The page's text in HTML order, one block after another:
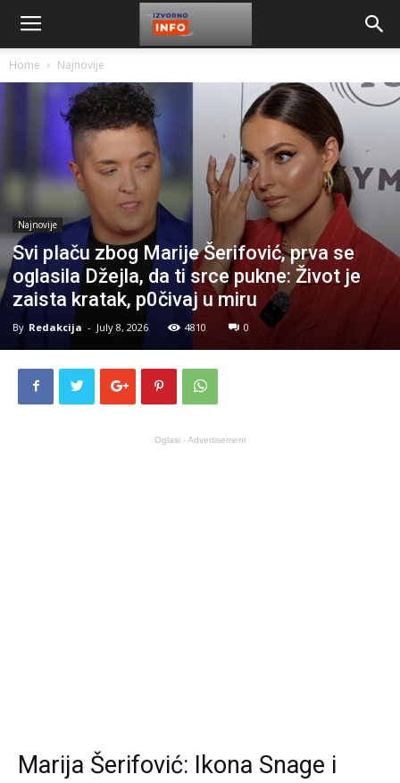
Home Najnovije
Najnovije
Svi pIaču zbog Marije Šerifović, prva se
oglasila Džejla, da ti srce pukne: Život je
zaista kratak, p0čivaj u miru
By Redakcija - July 8, 2026 4810 0
Oglasi - Advertisement
Marija Šerifović: Ikona Snage i